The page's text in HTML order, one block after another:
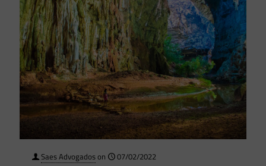
Saes Advogadoson
07/02/2022